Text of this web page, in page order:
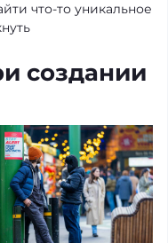
что-то уникальное
создании